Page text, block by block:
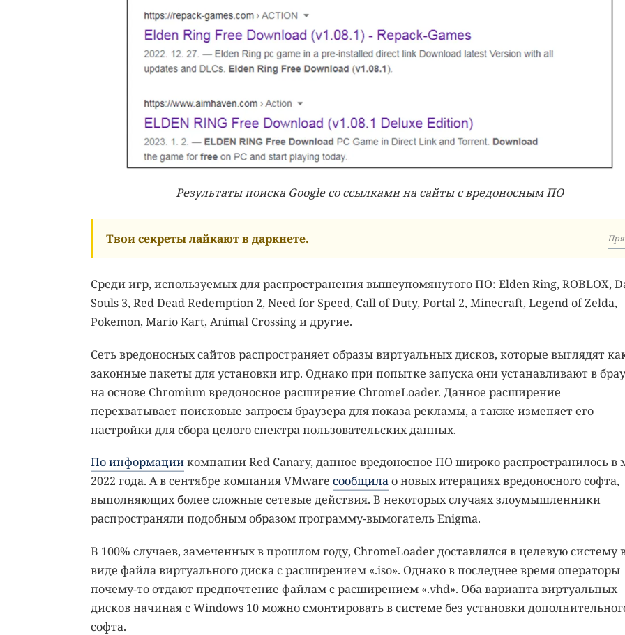
Результаты поиска Google со ссылками на сайты с вредоносным ПО
Твои секреты лайкают в даркнете.
Среди игр, используемых для распространения вышеупомянутого ПО: Elden Ring, ROBLOX,
Souls 3, Red Dead Redemption 2, Need for Speed, Call of Duty, Portal 2, Minecraft, Legend of Zelda,
Pokemon, Mario Kart, Animal Crossing и другие.
Сеть вредоносных сайтов распространяет образы виртуальных дисков, которые выглядят
законные пакеты для установки игр. Однако при попытке запуска они устанавливают в
на основе Chromium вредоносное расширение ChromeLoader. Данное расширение
перехватывает поисковые запросы браузера для показа рекламы, а также изменяет его
настройки для сбора целого спектра пользовательских данных.
По информациикомпании Red Canary, данное вредоносное ПО широко распространилось в
2022 года. А в сентябре компания VMware сообщилао новых итерациях вредоносного софта,
выполняющих более сложные сетевые действия. В некоторых случаях злоумышленники
распространяли подобным образом программу-вымогатель Enigma.
В 100% случаев, замеченных в прошлом году, ChromeLoader доставлялся в целевую систему
виде файла виртуального диска с расширением «.iso». Однако в последнее время операторы
почему-то отдают предпочтение файлам с расширением «.vhd». Оба варианта виртуальных
дисков начиная с Windows 10 можно смонтировать в системе без установки
софта.